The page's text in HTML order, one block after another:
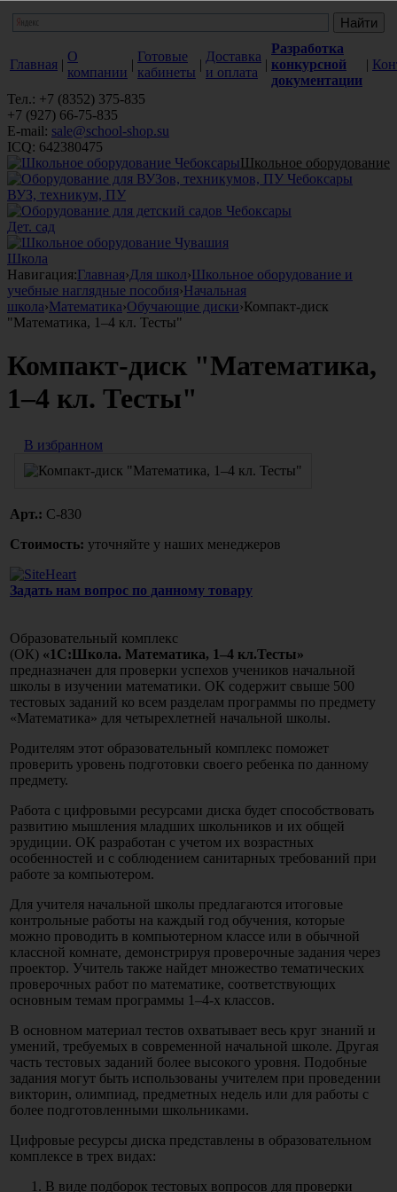
Главная |
О
компании
|
Готовые
кабинеты
|
Доставка
и оплата
|
Разработка
конкурсной
документации
|
Тел.: +7 (8352) 375-835
+7 (927) 66-75-835
E-mail: sale@school-shop.su
ICQ: 642380475
Школьное оборудование
ВУЗ, техникум, ПУ
Дет. сад
Школа
Навигация:Главная›Для школ›Школьное оборудование и
учебные наглядные пособия›Начальная
школа›Математика›Обучающие диски›Компакт-диск
"Математика, 1–4 кл. Тесты"
Компакт-диск "Математика,
1–4 кл. Тесты"
В избранном
Арт.: С-830
Стоимость: уточняйте у наших менеджеров
Задать нам вопрос по данному товару
Образовательный комплекс
(ОК) «1С:Школа. Математика, 1–4 кл.Тесты»
предназначен для проверки успехов учеников начальной
школы в изучении математики. ОК содержит свыше 500
тестовых заданий ко всем разделам программы по предмету
«Математика» для четырехлетней начальной школы.
Родителям этот образовательный комплекс поможет
проверить уровень подготовки своего ребенка по данному
предмету.
Работа с цифровыми ресурсами диска будет способствовать
развитию мышления младших школьников и их общей
эрудиции. ОК разработан с учетом их возрастных
особенностей и с соблюдением санитарных требований при
работе за компьютером.
Для учителя начальной школы предлагаются итоговые
контрольные работы на каждый год обучения, которые
можно проводить в компьютерном классе или в обычной
классной комнате, демонстрируя проверочные задания через
проектор. Учитель также найдет множество тематических
проверочных работ по математике, соответствующих
основным темам программы 1–4-х классов.
В основном материал тестов охватывает весь круг знаний и
умений, требуемых в современной начальной школе. Другая
часть тестовых заданий более высокого уровня. Подобные
задания могут быть использованы учителем при проведении
викторин, олимпиад, предметных недель или для работы с
более подготовленными школьниками.
Цифровые ресурсы диска представлены в образовательном
комплексе в трех видах:
В виде подборок тестовых вопросов для проверки